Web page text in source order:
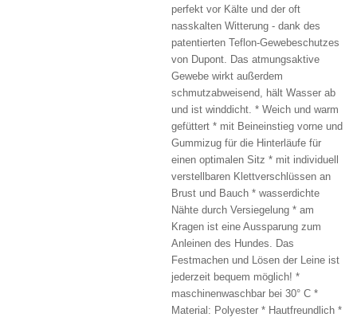
perfekt vor Kälte und der oft
nasskalten Witterung - dank des
patentierten Teflon-Gewebeschutzes
von Dupont. Das atmungsaktive
Gewebe wirkt außerdem
schmutzabweisend, hält Wasser ab
und ist winddicht. * Weich und warm
gefüttert * mit Beineinstieg vorne und
Gummizug für die Hinterläufe für
einen optimalen Sitz * mit individuell
verstellbaren Klettverschlüssen an
Brust und Bauch * wasserdichte
Nähte durch Versiegelung * am
Kragen ist eine Aussparung zum
Anleinen des Hundes. Das
Festmachen und Lösen der Leine ist
jederzeit bequem möglich! *
maschinenwaschbar bei 30° C *
Material: Polyester * Hautfreundlich *